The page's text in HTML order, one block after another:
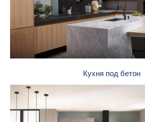
Кухня под бетон